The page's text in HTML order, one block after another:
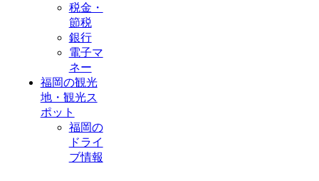
税金・
節税
銀行
電子マ
ネー
福岡の観光
地・観光ス
ポット
福岡の
ドライ
ブ情報